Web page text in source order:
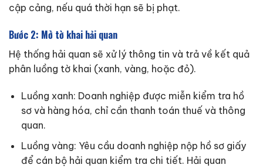
cập cảng, nếu quá thời hạn sẽ bị phạt.
Bước 2: Mở tờ khai hải quan
Hệ thống hải quan sẽ xử lý thông tin và trả về kết quả
phân luồng tờ khai (xanh, vàng, hoặc đỏ).
Luồng xanh: Doanh nghiệp được miễn kiểm tra hồ
sơ và hàng hóa, chỉ cần thanh toán thuế và thông
quan.
Luồng vàng: Yêu cầu doanh nghiệp nộp hồ sơ giấy
để cán bộ hải quan kiểm tra chi tiết. Hải quan